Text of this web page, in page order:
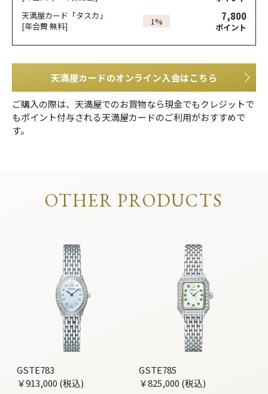
天満屋カード「タスカ」
[年会費 無料]
1% 7,800
ポイント
天満屋カードのオンライン入会はこちら
ご購入の際は、天満屋でのお買物なら現金でもクレジットで
もポイント付与される天満屋カードのご利用がおすすめで
す。
OTHER PRODUCTS
GSTE783
￥913,000 (税込)
GSTE785
￥825,000 (税込)